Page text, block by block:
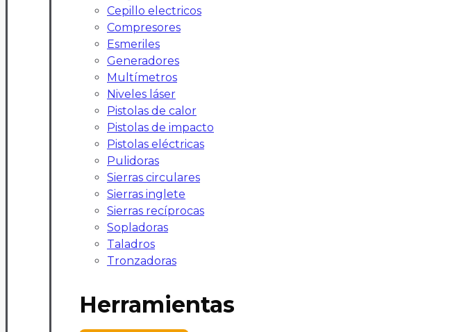
Cepillo electricos
Compresores
Esmeriles
Generadores
Multímetros
Niveles láser
Pistolas de calor
Pistolas de impacto
Pistolas eléctricas
Pulidoras
Sierras circulares
Sierras inglete
Sierras recíprocas
Sopladoras
Taladros
Tronzadoras
Herramientas